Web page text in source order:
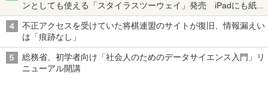
ンとしても使える「スタイラスツーウェイ」発売 iPadにも紙に
も、持ち替えずに書き込める
不正アクセスを受けていた将棋連盟のサイトが復旧、情報漏えい
は「痕跡なし」
総務省、初学者向け「社会人のためのデータサイエンス入門」リ
ニューアル開講